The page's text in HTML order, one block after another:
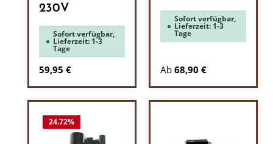
230V
Sofort verfügbar,
Lieferzeit: 1-3
Tage
Regulärer Preis:
59,95 €
Sofort verfügbar,
Lieferzeit: 1-3
Tage
Ab 68,90 €
24.72%